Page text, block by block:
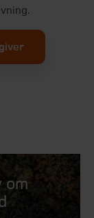
om